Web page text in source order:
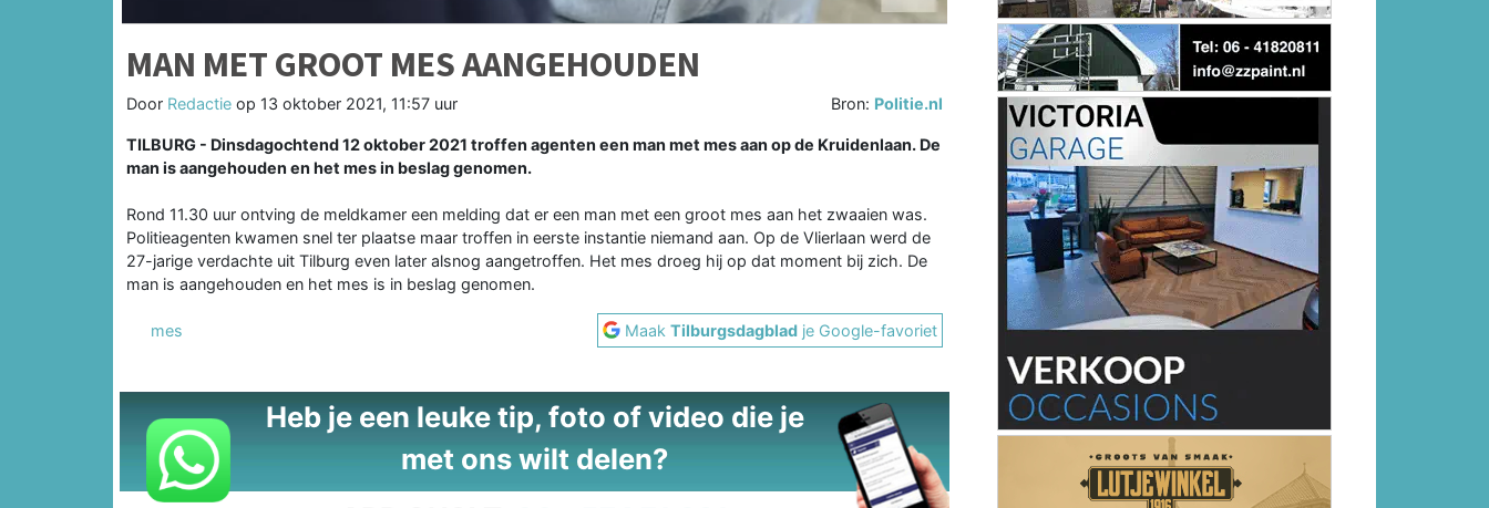
MAN MET GROOT MES AANGEHOUDEN
Door Redactie op 13 oktober 2021, 11:57 uur Bron: Politie.nl
TILBURG - Dinsdagochtend 12 oktober 2021 troffen agenten een man met mes aan op de Kruidenlaan. De
man is aangehouden en het mes in beslag genomen.
Rond 11.30 uur ontving de meldkamer een melding dat er een man met een groot mes aan het zwaaien was.
Politieagenten kwamen snel ter plaatse maar troffen in eerste instantie niemand aan. Op de Vlierlaan werd de
27-jarige verdachte uit Tilburg even later alsnog aangetroffen. Het mes droeg hij op dat moment bij zich. De
man is aangehouden en het mes is in beslag genomen.
mes MaakTilburgsdagblad je Google-favoriet
Heb je een leuke tip, foto of video die je
met ons wilt delen?